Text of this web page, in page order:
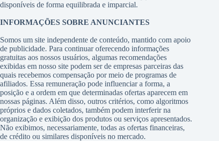
disponíveis de forma equilibrada e imparcial.
INFORMAÇÕES SOBRE ANUNCIANTES
Somos um site independente de conteúdo, mantido com apoio
de publicidade. Para continuar oferecendo informações
gratuitas aos nossos usuários, algumas recomendações
exibidas em nosso site podem ser de empresas parceiras das
quais recebemos compensação por meio de programas de
afiliados. Essa remuneração pode influenciar a forma, a
posição e a ordem em que determinadas ofertas aparecem em
nossas páginas. Além disso, outros critérios, como algoritmos
próprios e dados coletados, também podem interferir na
organização e exibição dos produtos ou serviços apresentados.
Não exibimos, necessariamente, todas as ofertas financeiras,
de crédito ou similares disponíveis no mercado.